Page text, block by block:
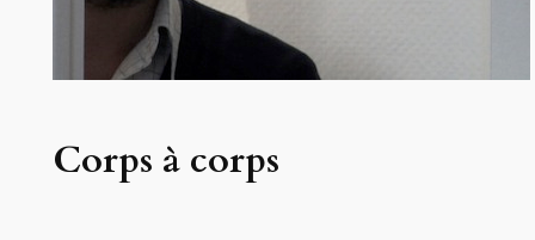
Corps à corps